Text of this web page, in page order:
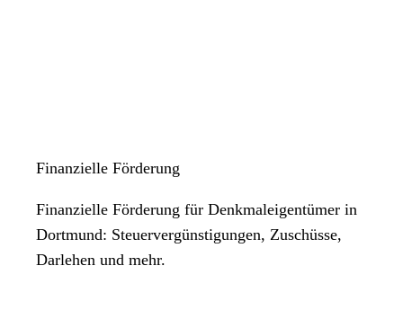
Finanzielle Förderung
Finanzielle Förderung für Denkmaleigentümer in
Dortmund: Steuervergünstigungen, Zuschüsse,
Darlehen und mehr.